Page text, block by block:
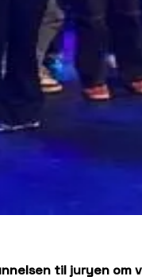
til juryen om